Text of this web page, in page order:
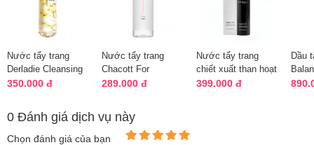
Nước tẩy trang
Derladie Cleansing
Water Witch Hazel
350.000 đ
Nước tẩy trang
Chacott For
Professionals Nhật
289.000 đ
Nước tẩy trang
chiết xuất than hoạt
tính Lanci Black
399.000 đ
Dầu
0 Đánh giá dịch vụ này
Chọn đánh giá của bạn